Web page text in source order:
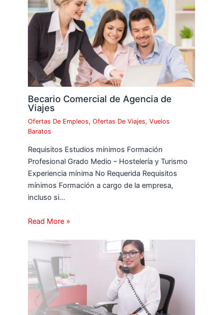
Becario Comercial de Agencia de
Viajes
Ofertas De Empleos,Ofertas De Viajes,Vuelos
Baratos
Requisitos Estudios mínimos Formación
Profesional Grado Medio – Hostelería y Turismo
Experiencia mínima No Requerida Requisitos
mínimos Formación a cargo de la empresa,
incluso si…
Read More »